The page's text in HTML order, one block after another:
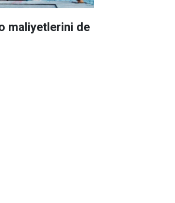
maliyetlerini de